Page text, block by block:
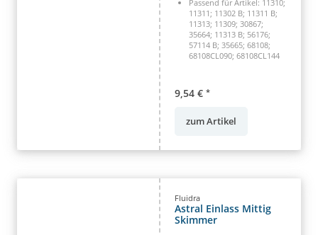
Passend für Artikel: 11310;
11311; 11302 B; 11311 B;
11313; 11309; 30867;
35664; 11313 B; 56176;
57114 B; 35665; 68108;
68108CL090; 68108CL144
9,54 € *
zum Artikel
Fluidra
Astral Einlass Mittig
Skimmer